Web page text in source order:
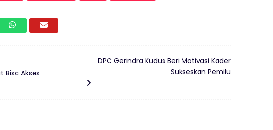
Bisa Akses
DPC Gerindra Kudus Beri Motivasi Kader
Sukseskan Pemilu